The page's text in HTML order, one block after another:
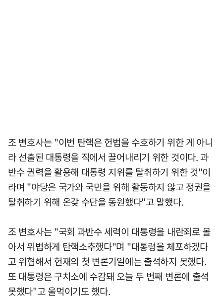
조 변호사는 "이번 탄핵은 헌법을 수호하기 위한 게 아니
라 선출된 대통령을 직에서 끌어내리기 위한 것이다. 과
반수 권력을 활용해 대통령 지위를 탈취하기 위한 것"이
라며 "야당은 국가와 국민을 위해 활동하지 않고 정권을
탈취하기 위해 온갖 수단을 동원했다"고 말했다.
조 변호사는 "국회 과반수 세력이 대통령을 내란죄로 몰
아서 위법하게 탄핵소추했다"며 "대통령을 체포하겠다
고 위협해서 헌재의 첫 변론기일에는 출석하지 못했다.
또 대통령은 구치소에 수감돼 오늘 두 번째 변론에 출석
못했다"고 울먹이기도 했다.